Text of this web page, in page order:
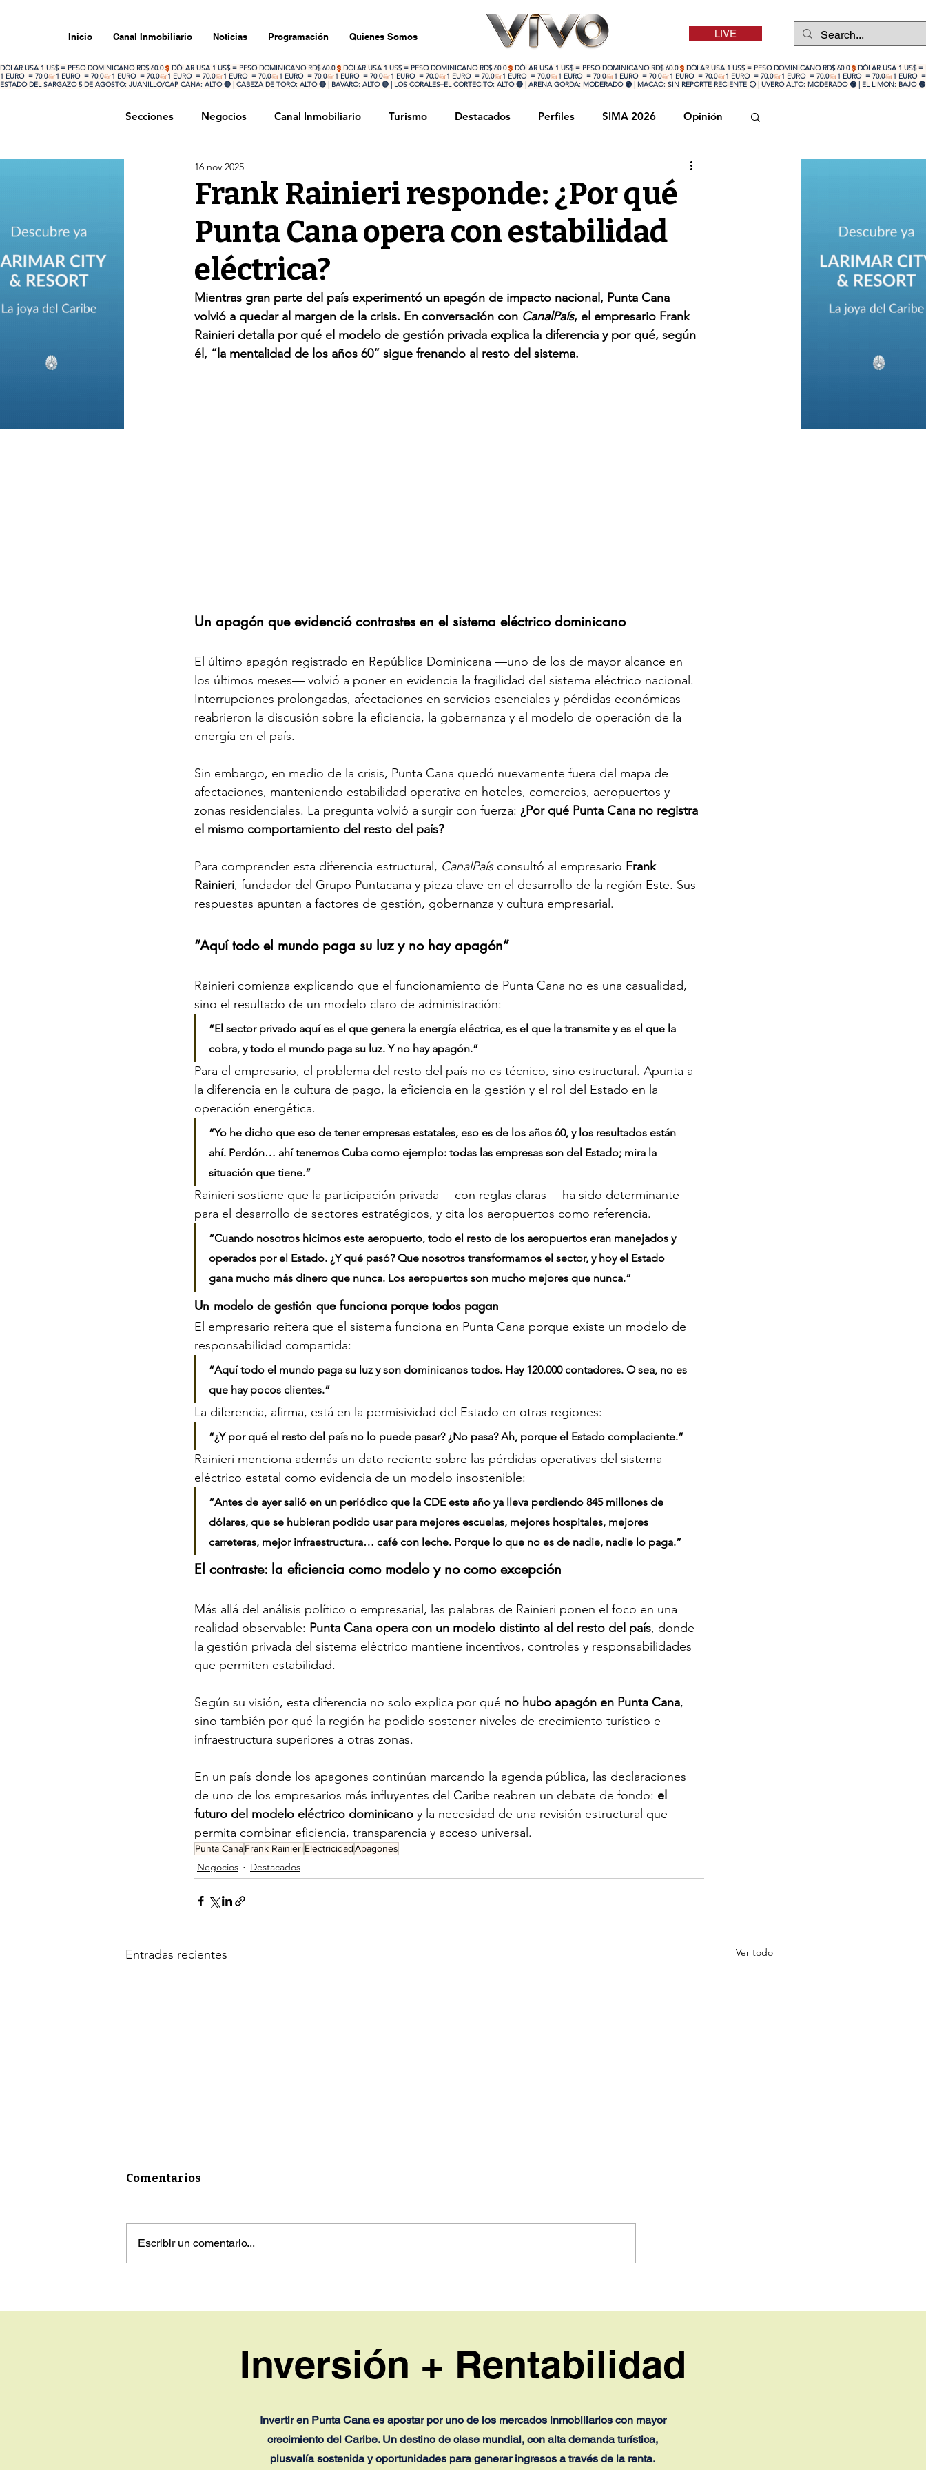
Inicio Canal Inmobiliario Noticias Programación Quienes Somos LIVE
DÓLAR USA 1 US$ = PESO DOMINICANO RD$ 60.0
1 EURO  = 70.0
ESTADO DEL SARGAZO 5 DE AGOSTO: JUANILLO/CAP CANA: ALTO 🔴 | CABEZA DE TORO: ALTO 🔴 | BÁVARO: ALTO 🔴 | LOS CORALES–EL CORTECITO: ALTO 🔴 | ARENA GORDA: MODERADO 🟡 | MACAO: SIN REPORTE RECIENTE ⚪ | UVERO ALTO: MODERADO 🟡 | EL LIMÓN: BAJO
Secciones Negocios Canal Inmobiliario Turismo Destacados Perfiles SIMA 2026 Opinión
Opinión
Frank Rainieri responde: ¿Por qué
Punta Cana opera con estabilidad
eléctrica?
16 nov 2025
Mientras gran parte del país experimentó un apagón de impacto nacional, Punta Cana
volvió a quedar al margen de la crisis. En conversación con CanalPaís, el empresario Frank
Rainieri detalla por qué el modelo de gestión privada explica la diferencia y por qué, según
él, “la mentalidad de los años 60” sigue frenando al resto del sistema.
Un apagón que evidenció contrastes en el sistema eléctrico dominicano
El último apagón registrado en República Dominicana —uno de los de mayor alcance en
los últimos meses— volvió a poner en evidencia la fragilidad del sistema eléctrico nacional.
Interrupciones prolongadas, afectaciones en servicios esenciales y pérdidas económicas
reabrieron la discusión sobre la eficiencia, la gobernanza y el modelo de operación de la
energía en el país.
Sin embargo, en medio de la crisis, Punta Cana quedó nuevamente fuera del mapa de
afectaciones, manteniendo estabilidad operativa en hoteles, comercios, aeropuertos y
zonas residenciales. La pregunta volvió a surgir con fuerza: ¿Por qué Punta Cana no registra
el mismo comportamiento del resto del país?
Para comprender esta diferencia estructural, CanalPaís consultó al empresario Frank
Rainieri, fundador del Grupo Puntacana y pieza clave en el desarrollo de la región Este. Sus
respuestas apuntan a factores de gestión, gobernanza y cultura empresarial.
“Aquí todo el mundo paga su luz y no hay apagón”
Rainieri comienza explicando que el funcionamiento de Punta Cana no es una casualidad,
sino el resultado de un modelo claro de administración:
“El sector privado aquí es el que genera la energía eléctrica, es el que la transmite y es el que la
cobra, y todo el mundo paga su luz. Y no hay apagón.”
Para el empresario, el problema del resto del país no es técnico, sino estructural. Apunta a
la diferencia en la cultura de pago, la eficiencia en la gestión y el rol del Estado en la
operación energética.
“Yo he dicho que eso de tener empresas estatales, eso es de los años 60, y los resultados están
ahí. Perdón… ahí tenemos Cuba como ejemplo: todas las empresas son del Estado; mira la
situación que tiene.”
Rainieri sostiene que la participación privada —con reglas claras— ha sido determinante
para el desarrollo de sectores estratégicos, y cita los aeropuertos como referencia.
“Cuando nosotros hicimos este aeropuerto, todo el resto de los aeropuertos eran manejados y
operados por el Estado. ¿Y qué pasó? Que nosotros transformamos el sector, y hoy el Estado
gana mucho más dinero que nunca. Los aeropuertos son mucho mejores que nunca.”
Un modelo de gestión que funciona porque todos pagan
El empresario reitera que el sistema funciona en Punta Cana porque existe un modelo de
responsabilidad compartida:
“Aquí todo el mundo paga su luz y son dominicanos todos. Hay 120.000 contadores. O sea, no es
que hay pocos clientes.”
La diferencia, afirma, está en la permisividad del Estado en otras regiones:
“¿Y por qué el resto del país no lo puede pasar? ¿No pasa? Ah, porque el Estado complaciente.”
Rainieri menciona además un dato reciente sobre las pérdidas operativas del sistema
eléctrico estatal como evidencia de un modelo insostenible:
“Antes de ayer salió en un periódico que la CDE este año ya lleva perdiendo 845 millones de
dólares, que se hubieran podido usar para mejores escuelas, mejores hospitales, mejores
carreteras, mejor infraestructura… café con leche. Porque lo que no es de nadie, nadie lo paga.”
El contraste: la eficiencia como modelo y no como excepción
Más allá del análisis político o empresarial, las palabras de Rainieri ponen el foco en una
realidad observable: Punta Cana opera con un modelo distinto al del resto del país, donde
la gestión privada del sistema eléctrico mantiene incentivos, controles y responsabilidades
que permiten estabilidad.
Según su visión, esta diferencia no solo explica por qué no hubo apagón en Punta Cana,
sino también por qué la región ha podido sostener niveles de crecimiento turístico e
infraestructura superiores a otras zonas.
En un país donde los apagones continúan marcando la agenda pública, las declaraciones
de uno de los empresarios más influyentes del Caribe reabren un debate de fondo: el
futuro del modelo eléctrico dominicano y la necesidad de una revisión estructural que
permita combinar eficiencia, transparencia y acceso universal.
Punta CanaFrank RainieriElectricidadApagones
Negocios Destacados
Entradas recientes Ver todo
sobre Coral Golf Resort
Experience para
de sol y playa”
Comentarios
Escribir un comentario...
Inversión + Rentabilidad
Invertir en Punta Cana es apostar por uno de los mercados inmobiliarios con mayor
crecimiento del Caribe. Un destino de clase mundial, con alta demanda turística,
plusvalía sostenida y oportunidades para generar ingresos a través de la renta.